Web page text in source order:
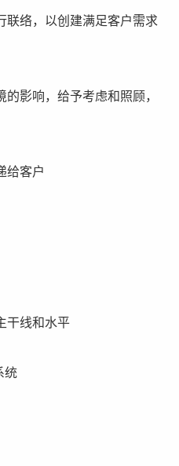
联络，以创建满足客户需求
影响，给予考虑和照顾，
给客户
干线和水平
统